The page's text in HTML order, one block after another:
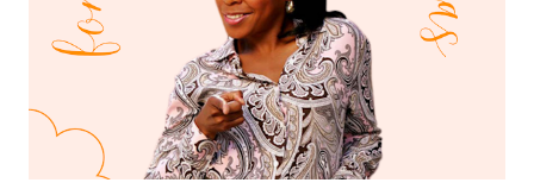
Mestra 4 Link >> https://www.netfontes.com.br/view/mestra4/
5. Fonte Maternellecollor Trace Cursiva Link >>
https://www.netfontes.com.br/view/maternellecolor_tra/ 6.
Fonte Cursiva Pontilhada Link >>...